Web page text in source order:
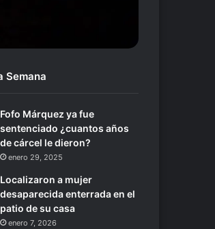
Semana
Fofo Márquez ya fue
sentenciado ¿cuantos años
de cárcel le dieron?
enero 29, 2025
Localizaron a mujer
desaparecida enterrada en el
patio de su casa
enero 7, 2026